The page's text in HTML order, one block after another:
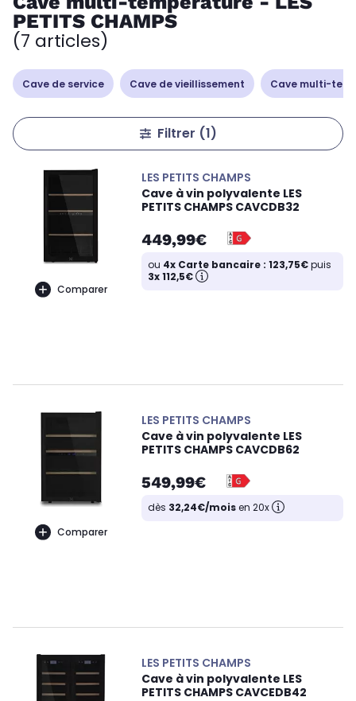
PETITS CHAMPS
(7 articles)
Cave de service Cave de vieillissement Cave multi-
Filtrer (1)
Comparer
LES PETITS CHAMPS
Cave à vin polyvalente LES
PETITS CHAMPS CAVCDB32
449,99€
ou 4x Carte bancaire : 123,75€puis
3x 112,5€
Comparer
LES PETITS CHAMPS
Cave à vin polyvalente LES
PETITS CHAMPS CAVCDB62
549,99€
dès 32,24€/moisen 20x
LES PETITS CHAMPS
Cave à vin polyvalente LES
PETITS CHAMPS CAVCEDB42